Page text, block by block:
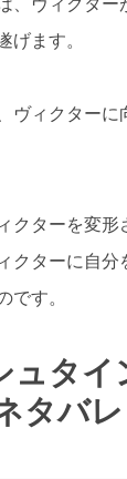
ます。
ヴィクターに
クターを変形
クターに自分
です。
ュタイ
タバレ